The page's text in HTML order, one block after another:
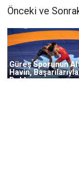
Önceki ve
Güreş Sporunun
Havin,
Dolduruyor